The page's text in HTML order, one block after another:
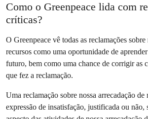
Como o Greenpeace lida com
críticas?
O Greenpeace vê todas as reclamações sobre
recursos como uma oportunidade de
futuro, bem como uma chance de corrigir as
que fez a reclamação.
Uma reclamação sobre nossa arrecadação de
expressão de insatisfação, justificada ou não,